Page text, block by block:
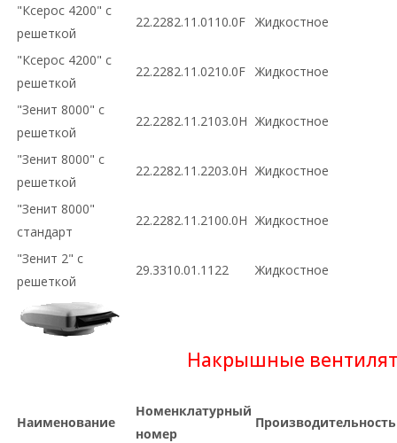
"Ксерос 4200" с
решеткой
22.2282.11.0110.0F Жидкостное
"Ксерос 4200" с
решеткой
22.2282.11.0210.0F Жидкостное
"Зенит 8000" с
решеткой
22.2282.11.2103.0H Жидкостное
"Зенит 8000" с
решеткой
22.2282.11.2203.0H Жидкостное
"Зенит 8000"
стандарт
22.2282.11.2100.0H Жидкостное
"Зенит 2" с
решеткой
29.3310.01.1122 Жидкостное
Накрышные
Наименование
Номенклатурный
номер
Производительность